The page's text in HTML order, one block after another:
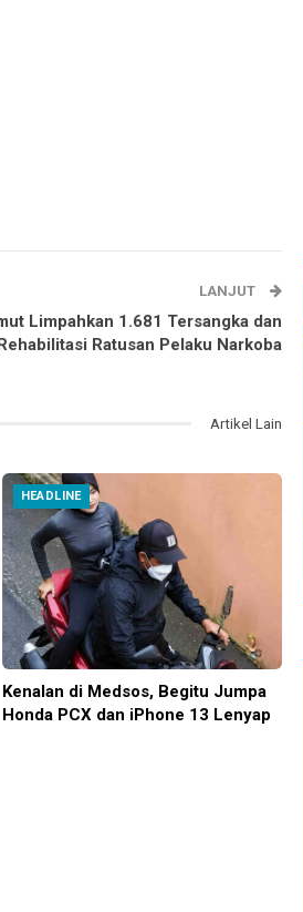
LANJUT
Limpahkan 1.681 Tersangka dan
Ratusan Pelaku Narkoba
Artikel Lain
HEADLINE
Kenalan di Medsos, Begitu Jumpa
Honda PCX dan iPhone 13 Lenyap